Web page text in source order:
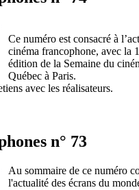
Ce numéro est consacré à
cinéma francophone, avec la
édition de la Semaine du
Québec à Paris.
avec les réalisateurs.
n° 73
Au sommaire de ce numéro
l'actualité des écrans du